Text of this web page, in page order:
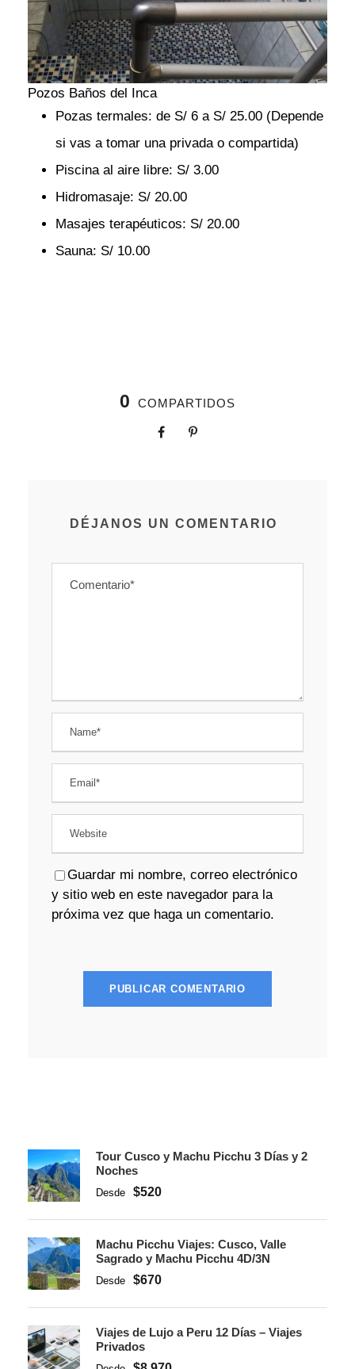
Pozos Baños del Inca
Pozas termales: de S/ 6 a S/ 25.00 (Depende
si vas a tomar una privada o compartida)
Piscina al aire libre: S/ 3.00
Hidromasaje: S/ 20.00
Masajes terapéuticos: S/ 20.00
Sauna: S/ 10.00
0 COMPARTIDOS
DÉJANOS UN COMENTARIO
Guardar mi nombre, correo electrónico
y sitio web en este navegador para la
próxima vez que haga un comentario.
Tour Cusco y Machu Picchu 3 Días y 2
Noches
Desde $520
Machu Picchu Viajes: Cusco, Valle
Sagrado y Machu Picchu 4D/3N
Desde $670
Viajes de Lujo a Peru 12 Días – Viajes
Privados